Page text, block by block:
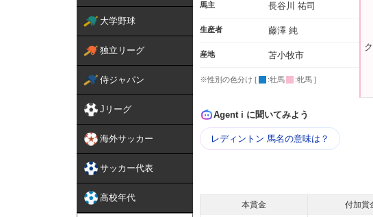
大学野球
独立リーグ
侍ジャパン
Jリーグ
海外サッカー
サッカー代表
高校年代
馬主 長谷川 祐司
生産者 藤澤 純
産地 苫小牧市
※性別の色分け [ :牡馬 :牝馬 ]
Agent i に聞いてみよう
レディントン 馬名の意味は？
本賞金 付加賞